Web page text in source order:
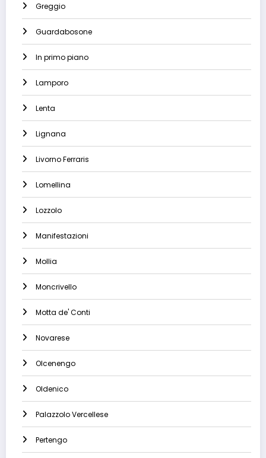
Greggio
Guardabosone
In primo piano
Lamporo
Lenta
Lignana
Livorno Ferraris
Lomellina
Lozzolo
Manifestazioni
Mollia
Moncrivello
Motta de' Conti
Novarese
Olcenengo
Oldenico
Palazzolo Vercellese
Pertengo